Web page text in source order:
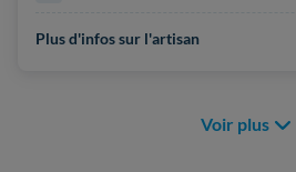
Plus d'infos sur l'artisan
Voir plus